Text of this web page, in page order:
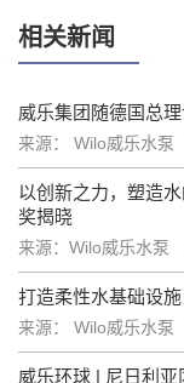
相关新闻
威乐集团随德国总
来源： Wilo威乐水泵
以创新之力，塑造
奖揭晓
来源：Wilo威乐水泵
打造柔性水基础设
来源： Wilo威乐水泵
威乐环球 | 尼日利